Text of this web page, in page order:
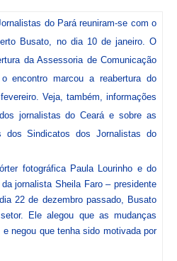
do Pará reuniram-se com o
Busato, no dia 10 de janeiro. O
da Assessoria de Comunicação
encontro marcou a reabertura do
Veja, também, informações
jornalistas do Ceará e sobre as
dos Sindicatos dos Jornalistas do
fotográfica Paula Lourinho e do
jornalista Sheila Faro – presidente
22 de dezembro passado, Busato
Ele alegou que as mudanças
negou que tenha sido motivada por